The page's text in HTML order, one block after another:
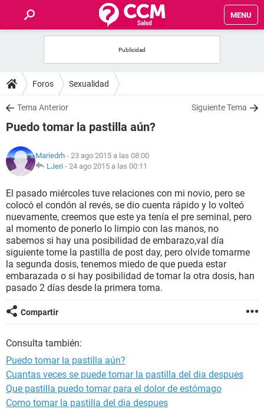
MENU
FOROS
SALUD
NUTRICIÓN
BIENESTAR
SEXUALIDAD
GLOSARIO
Foros Sexualidad
Tema Anterior Siguiente Tema
Puedo tomar la pastilla aún?
Mariedrh - 23 ago 2015 a las 08:00
LJeri - 24 ago 2015 a las 00:11
El pasado miércoles tuve relaciones con mi novio, pero se
colocó el condón al revés, se dio cuenta rápido y lo volteó
nuevamente, creemos que este ya tenía el pre seminal, pero
al momento de ponerlo lo limpio con las manos, no
sabemos si hay una posibilidad de embarazo,val día
siguiente tome la pastilla de post day, pero olvide tomarme
la segunda dosis, tenemos miedo de que pueda estar
embarazada o si hay posibilidad de tomar la otra dosis, han
pasado 2 días desde la primera toma.
Compartir
Consulta también:
Puedo tomar la pastilla aún?
Cuantas veces se puede tomar la pastilla del dia despues
Que pastilla puedo tomar para el dolor de estómago
Como tomar la pastilla del dia despues